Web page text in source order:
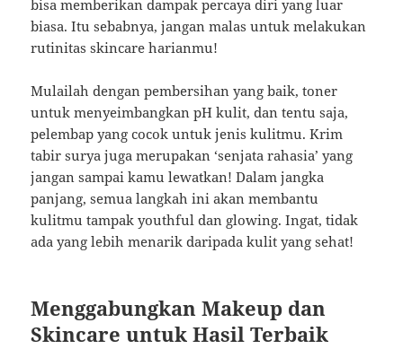
bisa memberikan dampak percaya diri yang luar
biasa. Itu sebabnya, jangan malas untuk melakukan
rutinitas skincare harianmu!
Mulailah dengan pembersihan yang baik, toner
untuk menyeimbangkan pH kulit, dan tentu saja,
pelembap yang cocok untuk jenis kulitmu. Krim
tabir surya juga merupakan ‘senjata rahasia’ yang
jangan sampai kamu lewatkan! Dalam jangka
panjang, semua langkah ini akan membantu
kulitmu tampak youthful dan glowing. Ingat, tidak
ada yang lebih menarik daripada kulit yang sehat!
Menggabungkan Makeup dan
Skincare untuk Hasil Terbaik